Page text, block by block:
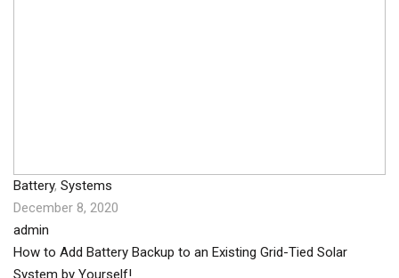
Battery, Systems
December 8, 2020
admin
How to Add Battery Backup to an Existing Grid-Tied Solar